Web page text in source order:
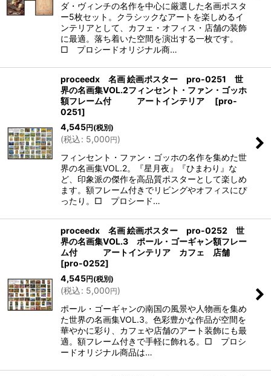
ダ・ヴィンチの名作を中心に厳選した名画ポスタ
ー5枚セット。クラシックなアートを楽しめるイ
ンテリアとして、カフェ・オフィス・店舗の装飾
に最適。落ち着いた空間を演出する一枚です。
□ プロシードオリジナル商…
proceedx 名画 絵画ポスター pro-0251 世
界の名画集VOL.2フィンセント・ファン・ゴッホ
額フレーム付 アートインテリア
[pro-
0251]
4,545円(税別)
(税込: 5,000円)
フィンセント・ファン・ゴッホの名作を集めた世
界の名画集VOL.2。『星月夜』『ひまわり』な
ど、印象派の傑作を高品質ポスターとして楽しめ
ます。額フレーム付きでリビングやオフィスにぴ
ったり。□ プロシード…
proceedx 名画 絵画ポスター pro-0252 世
界の名画集VOL.3 ポール・ゴーギャン額フレー
ム付 アートインテリア カフェ 店舗
[pro-0252]
4,545円(税別)
(税込: 5,000円)
ポール・ゴーギャンの南国の風景や人物画を集め
た世界の名画集VOL.3。色彩豊かな作品が空間を
華やかに彩り、カフェや店舗のアート装飾にも最
適。額フレーム付きで手軽に飾れる。□ プロシ
ードオリジナル商品は…